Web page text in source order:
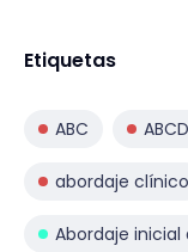
Etiquetas
ABC
abordaje clínico
Abordaje